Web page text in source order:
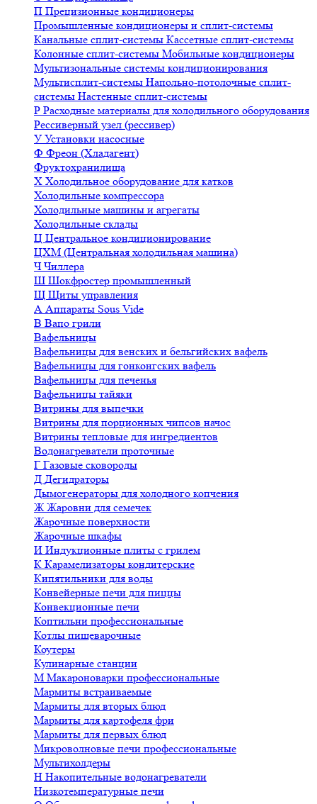
П Прецизионные кондиционеры
Промышленные кондиционеры и сплит-системы
Канальные сплит-системы Кассетные сплит-системы
Колонные сплит-системы Мобильные кондиционеры
Мультизональные системы кондиционирования
Мультисплит-системы Напольно-потолочные сплит-
системы Настенные сплит-системы
Р Расходные материалы для холодильного оборудования
Рессиверный узел (рессивер)
У Установки насосные
Ф Фреон (Хладагент)
Фруктохранилища
Х Холодильное оборудование для катков
Холодильные компрессора
Холодильные машины и агрегаты
Холодильные склады
Ц Центральное кондиционирование
ЦХМ (Центральная холодильная машина)
ЧЧиллера
Ш Шокфростер промышленный
Щ Щиты управления
А Аппараты Sous Vide
В Вапо грили
Вафельницы
Вафельницы для венских и бельгийских вафель
Вафельницы для гонконгских вафель
Вафельницы для печенья
Вафельницы тайяки
Витрины для выпечки
Витрины для порционных чипсов начос
Витрины тепловые для ингредиентов
Водонагреватели проточные
Г Газовые сковороды
Д Дегидраторы
Дымогенераторы для холодного копчения
ЖЖаровни для семечек
Жарочные поверхности
Жарочные шкафы
И Индукционные плиты с грилем
К Карамелизаторы кондитерские
Кипятильники для воды
Конвейерные печи для пиццы
Конвекционные печи
Коптильни профессиональные
Котлы пищеварочные
Коутеры
Кулинарные станции
М Макароноварки профессиональные
Мармиты встраиваемые
Мармиты для вторых блюд
Мармиты для картофеля фри
Мармиты для первых блюд
Микроволновые печи профессиональные
Мультихолдеры
Н Накопительные водонагреватели
Низкотемпературные печи